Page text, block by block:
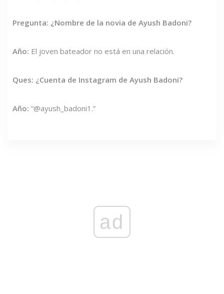
Pregunta: ¿Nombre de la novia de Ayush Badoni?
Año: El joven bateador no está en una relación.
Ques: ¿Cuenta de Instagram de Ayush Badoni?
Año: “@ayush_badoni1.”
ad